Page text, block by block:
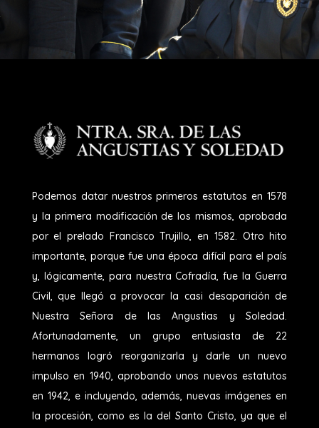
Podemos datar nuestros primeros estatutos en 1578
y la primera modificación de los mismos, aprobada
por el prelado Francisco Trujillo, en 1582. Otro hito
importante, porque fue una época difícil para el país
y, lógicamente, para nuestra Cofradía, fue la Guerra
Civil, que llegó a provocar la casi desaparición de
Nuestra Señora de las Angustias y Soledad.
Afortunadamente, un grupo entusiasta de 22
hermanos logró reorganizarla y darle un nuevo
impulso en 1940, aprobando unos nuevos estatutos
en 1942, e incluyendo, además, nuevas imágenes en
la procesión, como es la del Santo Cristo, ya que el